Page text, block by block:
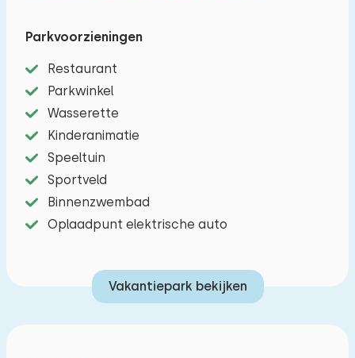
tuin. Zomers zit je hier heerlijk met de tuindeuren
gaskachel. Heerlijk tafelen, wie houdt daar nou
niet van? Daar is natuurlijk ook rekening mee
gehouden. Zittend aan de eettafel kijk je uit op
de tuin. De eettafel is geschikt voor zes
personen. Lekker om aan te eten of een
spelletje te doen. Een kinderstoel is aanwezig. De
keuken is van alle gemakken voorzien; zoals een
koelkast, vier-pits gasstel, combimagnetron,
eerste slaapkamer staat een tweepersoonsbed.
Voor het slapen, nog even je favoriete
Parkvoorzieningen
Restaurant
Parkwinkel
Wasserette
Kinderanimatie
Speeltuin
Sportveld
Binnenzwembad
Oplaadpunt elektrische auto
Vakantiepark bekijken